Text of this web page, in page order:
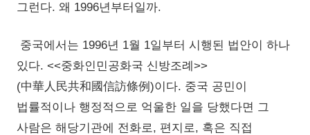
그런다. 왜 1996년부터일까.
중국에서는 1996년 1월 1일부터 시행된 법안이 하나
있다. <<중화인민공화국 신방조례>>
(中華人民共和國信訪條例)이다. 중국 공민이
법률적이나 행정적으로 억울한 일을 당했다면 그
사람은 해당기관에 전화로, 편지로, 혹은 직접